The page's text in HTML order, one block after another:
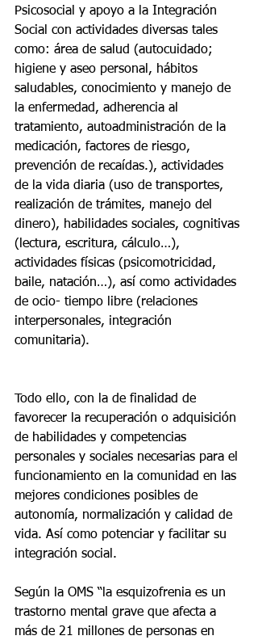
Psicosocial y apoyo a la Integración
Social con actividades diversas tales
como: área de salud (autocuidado;
higiene y aseo personal, hábitos
saludables, conocimiento y manejo de
la enfermedad, adherencia al
tratamiento, autoadministración de la
medicación, factores de riesgo,
prevención de recaídas.), actividades
de la vida diaria (uso de transportes,
realización de trámites, manejo del
dinero), habilidades sociales, cognitivas
(lectura, escritura, cálculo…),
actividades físicas (psicomotricidad,
baile, natación…), así como actividades
de ocio- tiempo libre (relaciones
interpersonales, integración
comunitaria).
Todo ello, con la de finalidad de
favorecer la recuperación o adquisición
de habilidades y competencias
personales y sociales necesarias para el
funcionamiento en la comunidad en las
mejores condiciones posibles de
autonomía, normalización y calidad de
vida. Así como potenciar y facilitar su
integración social.
Según la OMS “la esquizofrenia es un
trastorno mental grave que afecta a
más de 21 millones de personas en